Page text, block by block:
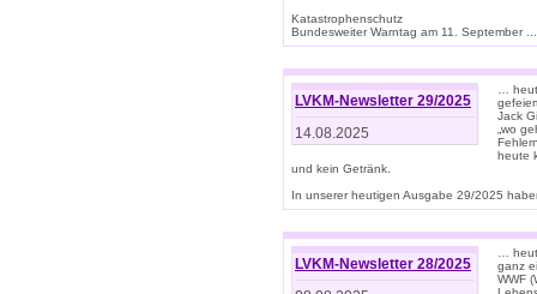
Katastrophenschutz
Bundesweiter Warntag am 11. September
LVKM-Newsletter 29/2025
14.08.2025
…
Jack
„wo
heute
und kein Getränk.
In unserer heutigen Ausgabe 29/2025
LVKM-Newsletter 28/2025
…
ganz
WWF